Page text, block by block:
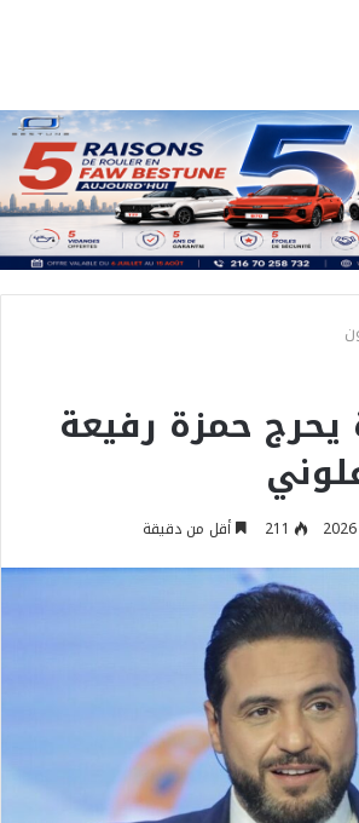
يحرج حمزة رفيعة
211 أقل من دقيقة